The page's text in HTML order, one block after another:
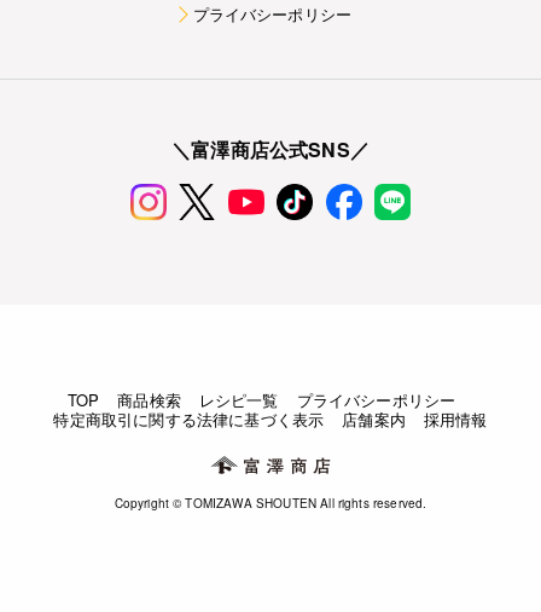
プライバシーポリシー
＼富澤商店公式SNS／
TOP 商品検索 レシピ一覧
プライバシーポリシー
特定商取引に関する法律に基づく表示
店舗案内 採用情報
Copyright © TOMIZAWA SHOUTEN All rights reserved.